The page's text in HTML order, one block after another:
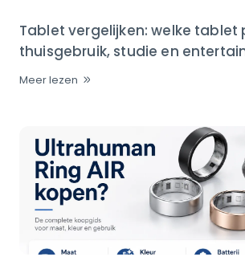
Tablet vergelijken: welke tablet
thuisgebruik, studie en
Meer lezen